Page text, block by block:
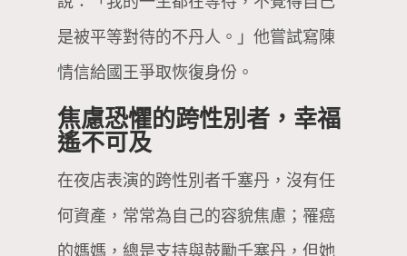
是被平等對待的不丹人。」他嘗試寫陳
情信給國王爭取恢復身份。
焦慮恐懼的跨性別者，幸福
遙不可及
在夜店表演的跨性別者千塞丹，沒有任
何資產，常常為自己的容貌焦慮；罹癌
的媽媽，總是支持與鼓勵千塞丹，但她